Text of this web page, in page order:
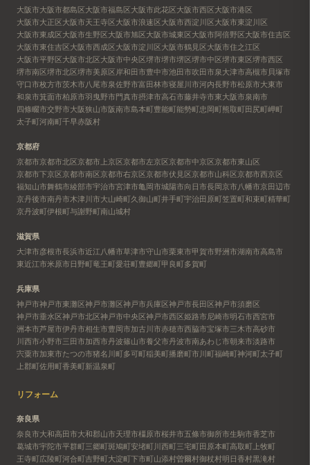
大阪市大阪市都島区大阪市福島区大阪市此花区大阪市西区大阪市港区
大阪市大正区大阪市天王寺区大阪市浪速区大阪市西淀川区大阪市東淀川区
大阪市東成区大阪市生野区大阪市旭区大阪市城東区大阪市阿倍野区大阪市住吉区
大阪市東住吉区大阪市西成区大阪市淀川区大阪市鶴見区大阪市住之江区
大阪市平野区大阪市北区大阪市中央区堺市堺市堺区堺市中区堺市東区堺市西区
堺市南区堺市北区堺市美原区岸和田市豊中市池田市吹田市泉大津市高槻市 貝塚市
守口市枚方市茨木市八尾市泉佐野市富田林市寝屋川市河内長野市松原市大東市
和泉市箕面市柏原市羽曳野市門真市摂津市高石市藤井寺市東大阪市泉南市
四條畷市交野市大阪狭山市阪南市島本町豊能町能勢町忠岡町熊取町田尻町岬町
太子町河南町千早赤阪村
京都府
京都市京都市北区京都市上京区京都市左京区京都市中京区京都市東山区
京都市下京区京都市南区京都市右京区京都市伏見区京都市山科区京都市西京区
福知山市舞鶴市綾部市宇治市宮津市亀岡市城陽市向日市長岡京市八幡市京田辺市
京丹後市南丹市木津川市大山崎町久御山町井手町宇治田原町笠置町和束町精華町
京丹波町伊根町与謝野町南山城村
滋賀県
大津市彦根市長浜市近江八幡市草津市守山市栗東市甲賀市野洲市湖南市高島市
東近江市米原市日野町竜王町愛荘町豊郷町甲良町多賀町
兵庫県
神戸市神戸市東灘区神戸市灘区神戸市兵庫区神戸市長田区神戸市須磨区
神戸市垂水区神戸市北区神戸市中央区神戸市西区姫路市尼崎市明石市西宮市
洲本市芦屋市伊丹市相生市豊岡市加古川市赤穂市西脇市宝塚市三木市高砂市
川西市小野市三田市加西市丹波篠山市養父市丹波市南あわじ市朝来市淡路市
宍粟市加東市たつの市猪名川町多可町稲美町播磨町市川町福崎町神河町太子町
上郡町佐用町香美町新温泉町
リフォーム
奈良県
奈良市大和高田市大和郡山市天理市橿原市桜井市五條市御所市生駒市香芝市
葛城市宇陀市平群町三郷町斑鳩町安堵町川西町三宅町田原本町高取町 上牧町
王寺町広陵町河合町吉野町大淀町下市町山添村曽爾村御杖村明日香村黒滝村